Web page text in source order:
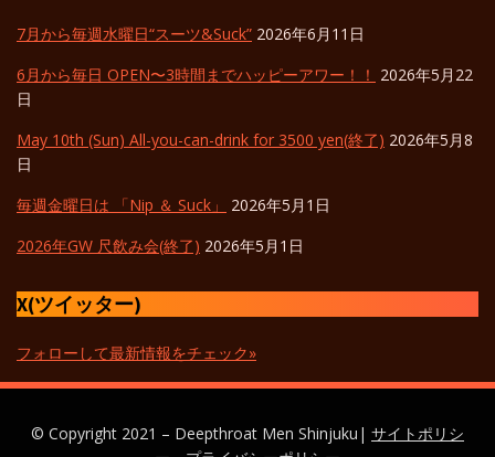
ー
シ
ョ
ン
7月から毎週水曜日“スーツ&Suck” 2026年6月11日
6月から毎日 OPEN〜3時間までハッピーアワー！！ 2026年5月22
日
May 10th (Sun) All-you-can-drink for 3500 yen(終了) 2026年5月8
日
毎週金曜日は 「Nip ＆ Suck」
2026年5月1日
2026年GW 尺飲み会(終了) 2026年5月1日
X(ツイッター)
フォローして最新情報をチェック»
© Copyright 2021 – Deepthroat Men Shinjuku| サイトポリシ